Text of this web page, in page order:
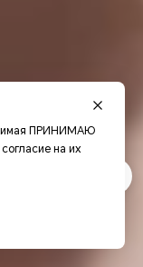
ПРИНИМАЮ
на их